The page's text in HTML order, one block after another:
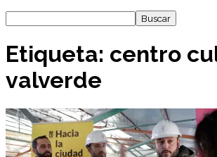
Etiqueta: centro
valverde